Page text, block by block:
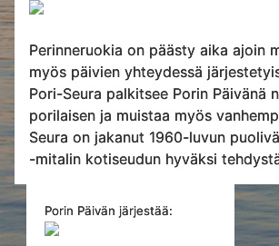
Perinneruokia on päästy aika ajoin
myös päivien yhteydessä
Pori-Seura palkitsee Porin Päivänä
porilaisen ja muistaa myös
Seura on jakanut 1960-luvun
-mitalin kotiseudun hyväksi
Porin Päivän järjestää: